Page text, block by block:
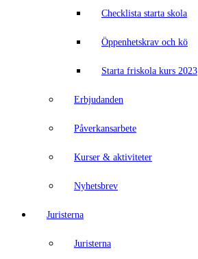
Checklista starta skola
Öppenhetskrav och kö
Starta friskola kurs 2023
Erbjudanden
Påverkansarbete
Kurser & aktiviteter
Nyhetsbrev
Juristerna
Juristerna